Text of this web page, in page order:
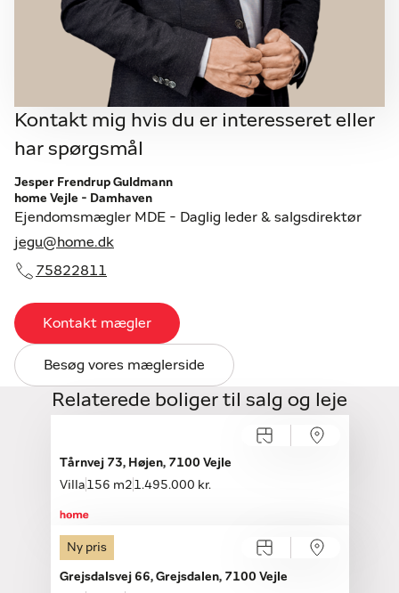
Kontakt mig hvis du er interesseret eller
har spørgsmål
Jesper Frendrup Guldmann
home Vejle - Damhaven
Ejendomsmægler MDE - Daglig leder & salgsdirektør
jegu@home.dk
75822811
Kontakt mægler
Besøg vores mæglerside
Relaterede boliger til salg og leje
Tårnvej 73, Højen, 7100 Vejle
Villa 156 m2 1.495.000 kr.
Ny pris
Grejsdalsvej 66, Grejsdalen, 7100 Vejle